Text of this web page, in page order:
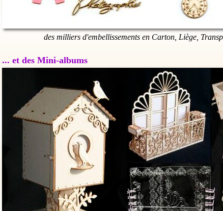
des milliers d'embellissements en Carton, Liège,
... et des Mini-albums